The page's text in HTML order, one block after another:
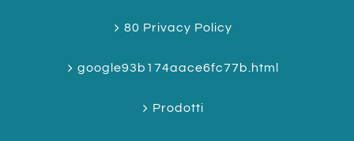
80 Privacy Policy
google93b174aace6fc77b.html
Prodotti